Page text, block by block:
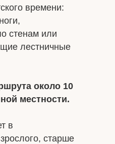
времени:
стенам или
лестничные
около 10
местности.
в
старше